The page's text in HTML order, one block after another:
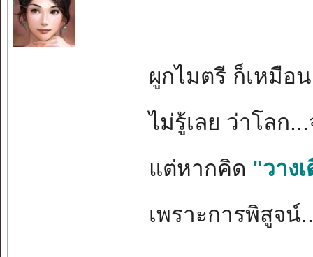
ผูกไมตรี ก็เหมือ
ไม่รู้เลย ว่าโลก
แต่หากคิด "วาง
เพราะการพิสูจน์